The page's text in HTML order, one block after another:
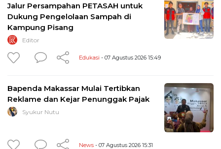
Jalur Persampahan PETASAH untuk
Dukung Pengelolaan Sampah di
Kampung Pisang
Editor
Edukasi - 07 Agustus 2026 15:49
Bapenda Makassar Mulai Tertibkan
Reklame dan Kejar Penunggak Pajak
Syukur Nutu
News - 07 Agustus 2026 15:31